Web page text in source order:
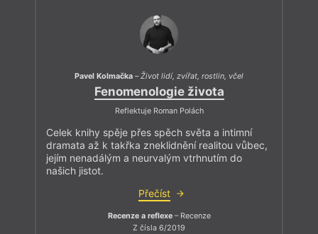
Pavel Kolmačka –Život lidí, zvířat, rostlin, včel
Fenomenologie života
Reflektuje Roman Polách
Celek knihy spěje přes spěch světa a intimní
dramata až k takřka zneklidnění realitou vůbec,
jejím nenadálým a neurvalým vtrhnutím do
našich jistot.
Přečíst
Recenze a reflexe– Recenze
Z čísla 6/2019